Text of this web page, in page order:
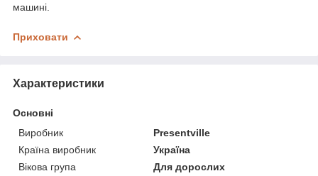
машині.
Приховати
Характеристики
Основні
Виробник
Presentville
Країна виробник
Україна
Вікова група
Для дорослих